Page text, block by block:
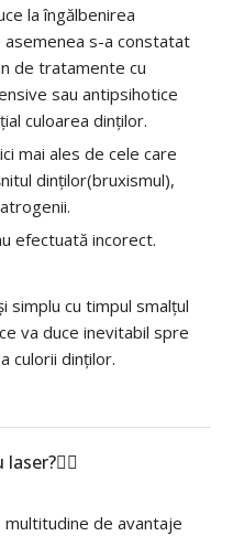
la îngălbenirea
s-a constatat
de tratamente cu
sau antipsihotice
culoarea dinților.
mai ales de cele care
dinților(bruxismul),
efectuată incorect.
simplu cu timpul smalțul
va duce inevitabil spre
culorii dinților.
laser?
de avantaje